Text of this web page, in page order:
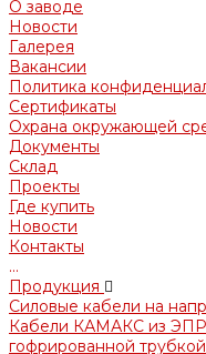
О заводе
Новости
Галерея
Вакансии
Политика
Сертификаты
Охрана окружающей
Документы
Склад
Проекты
Где купить
Новости
Контакты
...
Продукция
Силовые кабели на
Кабели КАМАКС из ЭПР
гофрированной трубкой